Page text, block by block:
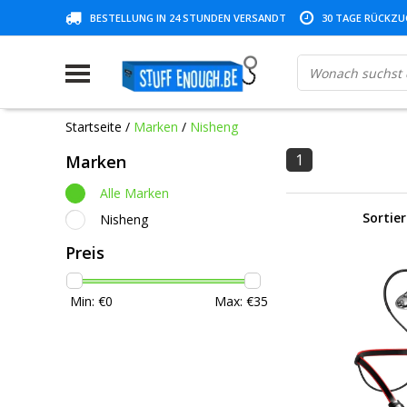
BESTELLUNG IN 24 STUNDEN VERSANDT 30 TAGE
Startseite / Marken / Nisheng
Marken
Alle Marken
Nisheng
Preis
Min: €0 Max: €35
1